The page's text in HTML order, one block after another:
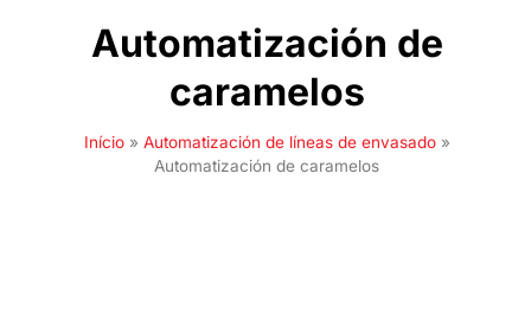
Automatización de
caramelos
Início» Automatización de líneas de envasado»
Automatización de caramelos